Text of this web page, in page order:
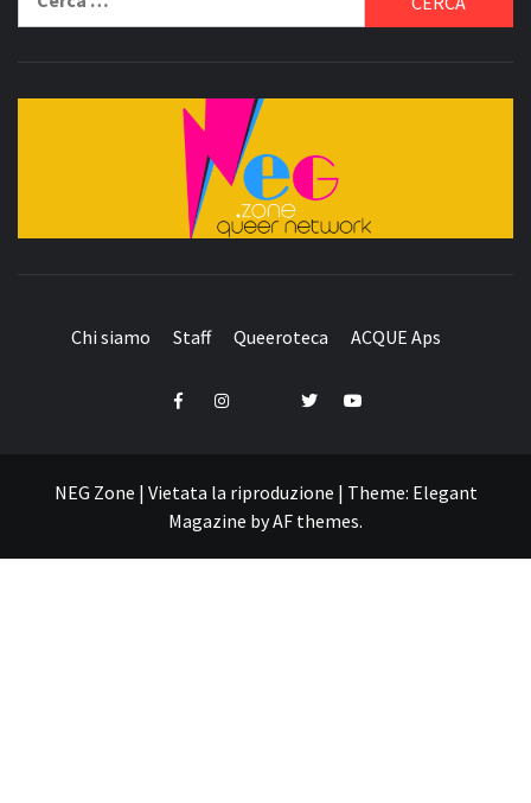
per:
Chi siamo Staff Queeroteca ACQUE Aps
FacebookInstagram TwitterYouTube
NEG Zone | Vietata la riproduzione | Theme: Elegant
Magazine byAF themes.